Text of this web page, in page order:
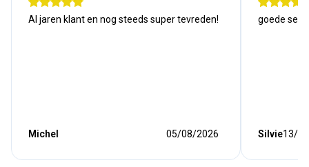
Al jaren klant en nog steeds super tevreden!
Michel 05/08/2026
goede
Silvie13/